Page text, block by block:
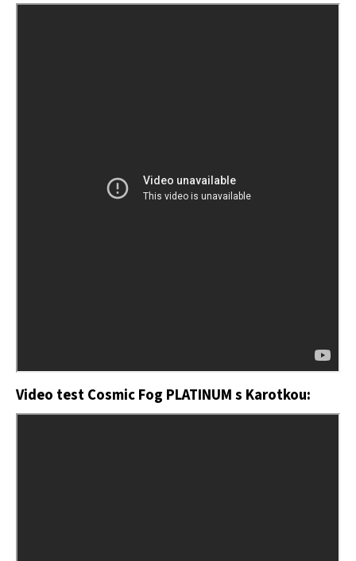
Video test Cosmic Fog PLATINUM s Karotkou: